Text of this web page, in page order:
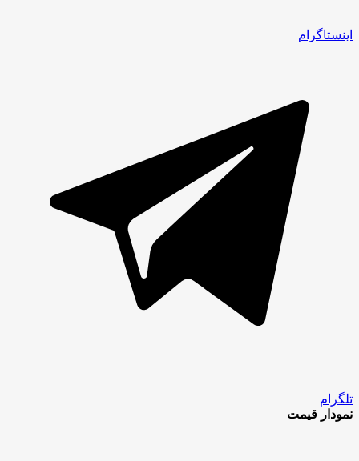
اینستاگرام
تلگرام
نمودار قیمت